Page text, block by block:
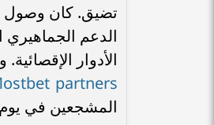
تضيق. كان وصول
الدعم الجماهيري
الأدوار
partners
المشجعين في يوم